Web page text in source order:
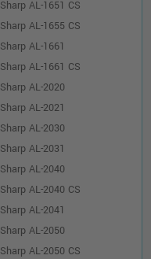
Sharp AL-1651 CS
Sharp AL-1655 CS
Sharp AL-1661
Sharp AL-1661 CS
Sharp AL-2020
Sharp AL-2021
Sharp AL-2030
Sharp AL-2031
Sharp AL-2040
Sharp AL-2040 CS
Sharp AL-2041
Sharp AL-2050
Sharp AL-2050 CS